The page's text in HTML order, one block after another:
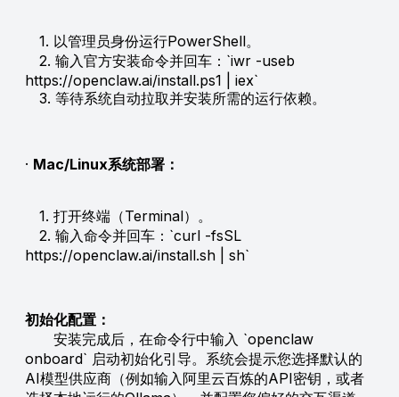
1. 以管理员身份运行PowerShell。
2. 输入官方安装命令并回车：`iwr -useb
https://openclaw.ai/install.ps1 | iex`
3. 等待系统自动拉取并安装所需的运行依赖。
· Mac/Linux系统部署：
1. 打开终端（Terminal）。
2. 输入命令并回车：`curl -fsSL
https://openclaw.ai/install.sh | sh`
初始化配置：
安装完成后，在命令行中输入 `openclaw
onboard` 启动初始化引导。系统会提示您选择默认的
AI模型供应商（例如输入阿里云百炼的API密钥，或者